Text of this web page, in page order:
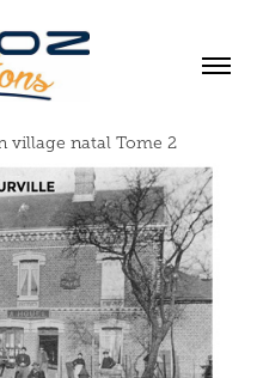
village natal Tome 2